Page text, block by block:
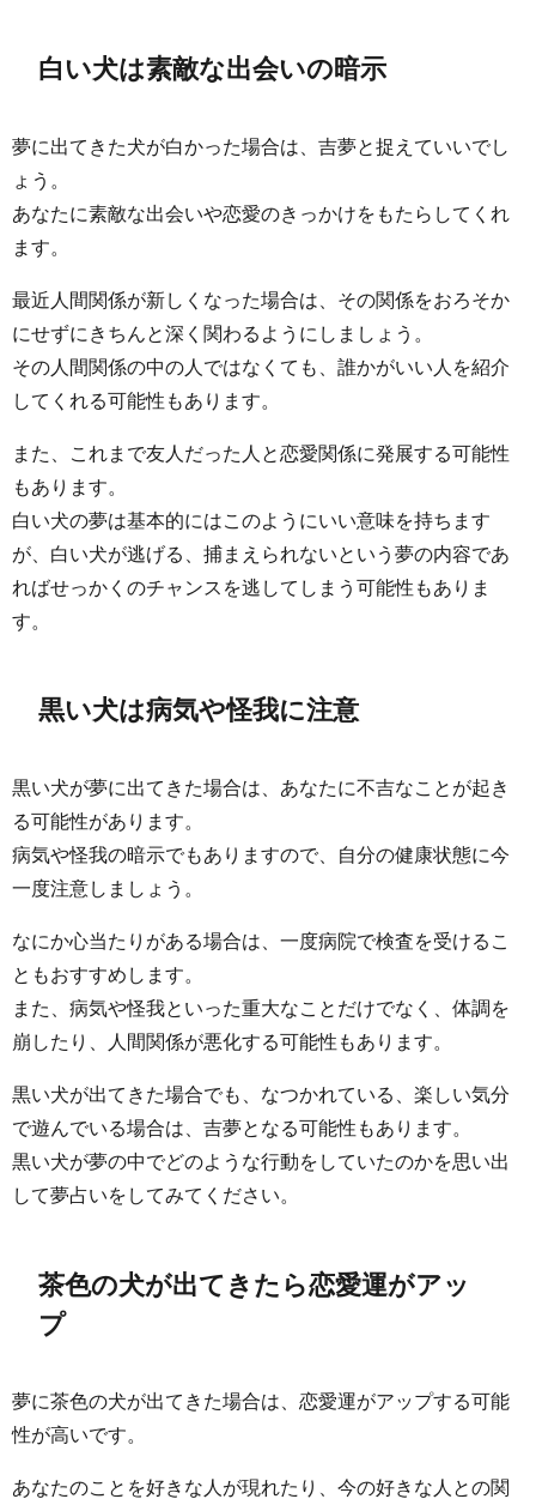
白い犬は素敵な出会いの暗示
夢に出てきた犬が白かった場合は、吉夢と捉えていいでし
ょう。
あなたに素敵な出会いや恋愛のきっかけをもたらしてくれ
ます。
最近人間関係が新しくなった場合は、その関係をおろそか
にせずにきちんと深く関わるようにしましょう。
その人間関係の中の人ではなくても、誰かがいい人を紹介
してくれる可能性もあります。
また、これまで友人だった人と恋愛関係に発展する可能性
もあります。
白い犬の夢は基本的にはこのようにいい意味を持ちます
が、白い犬が逃げる、捕まえられないという夢の内容であ
ればせっかくのチャンスを逃してしまう可能性もありま
す。
黒い犬は病気や怪我に注意
黒い犬が夢に出てきた場合は、あなたに不吉なことが起き
る可能性があります。
病気や怪我の暗示でもありますので、自分の健康状態に今
一度注意しましょう。
なにか心当たりがある場合は、一度病院で検査を受けるこ
ともおすすめします。
また、病気や怪我といった重大なことだけでなく、体調を
崩したり、人間関係が悪化する可能性もあります。
黒い犬が出てきた場合でも、なつかれている、楽しい気分
で遊んでいる場合は、吉夢となる可能性もあります。
黒い犬が夢の中でどのような行動をしていたのかを思い出
して夢占いをしてみてください。
茶色の犬が出てきたら恋愛運がアッ
プ
夢に茶色の犬が出てきた場合は、恋愛運がアップする可能
性が高いです。
あなたのことを好きな人が現れたり、今の好きな人との関